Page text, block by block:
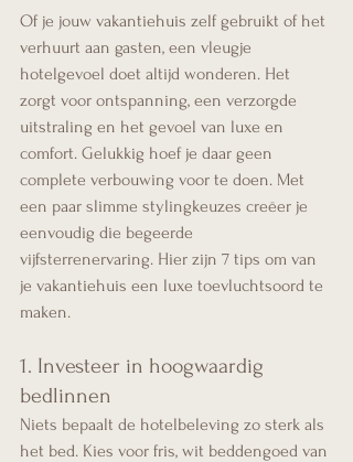
Of je jouw vakantiehuis zelf gebruikt of het
verhuurt aan gasten, een vleugje
hotelgevoel doet altijd wonderen. Het
zorgt voor ontspanning, een verzorgde
uitstraling en het gevoel van luxe en
comfort. Gelukkig hoef je daar geen
complete verbouwing voor te doen. Met
een paar slimme stylingkeuzes creëer je
eenvoudig die begeerde
vijfsterrenervaring. Hier zijn 7 tips om van
je vakantiehuis een luxe toevluchtsoord te
maken.
1. Investeer in hoogwaardig
bedlinnen
Niets bepaalt de hotelbeleving zo sterk als
het bed. Kies voor fris, wit beddengoed van